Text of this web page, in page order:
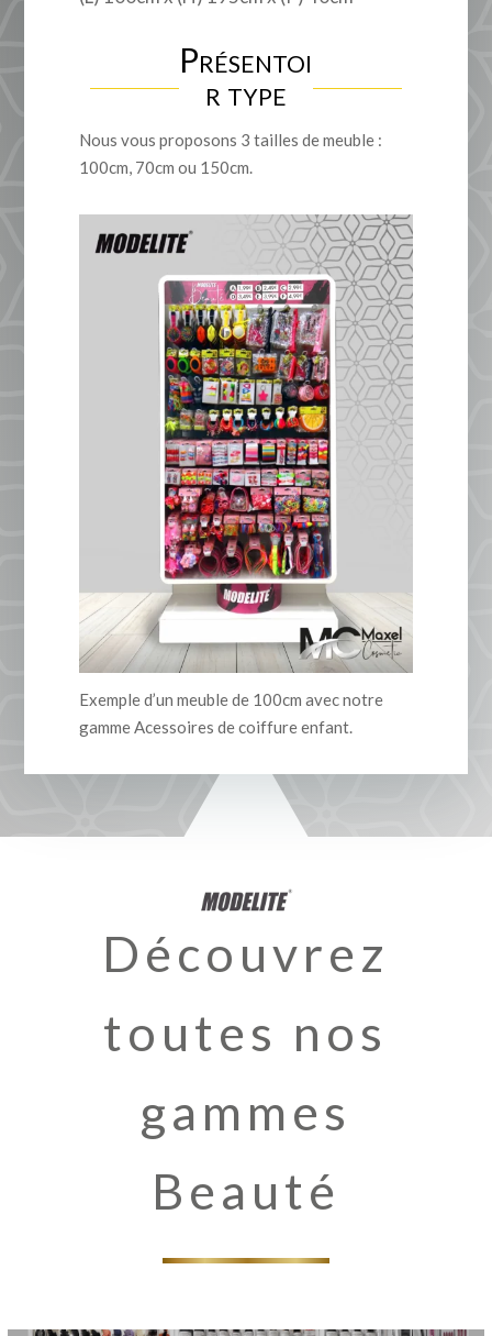
Présentoi
r type
Nous vous proposons 3 tailles de meuble :
100cm, 70cm ou 150cm.
Exemple d’un meuble de 100cm avec notre
gamme Acessoires de coiffure enfant.
Découvrez
toutes nos
gammes
Beauté